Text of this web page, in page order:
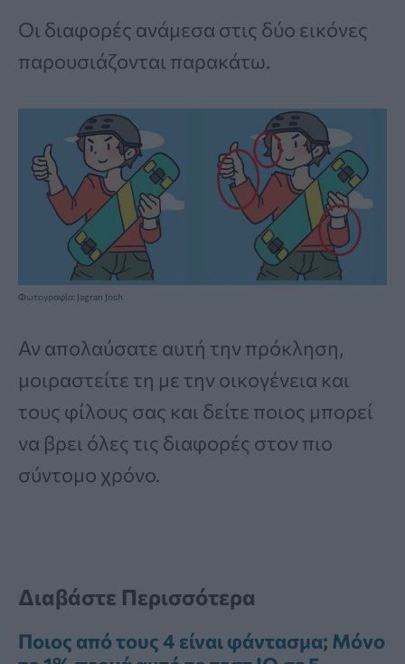
Οι διαφορές ανάμεσα στις δύο εικόνες
παρουσιάζονται παρακάτω.
Φωτογραφία: Jagran Josh
Αν απολαύσατε αυτή την πρόκληση,
μοιραστείτε τη με την οικογένεια και
τους φίλους σας και δείτε ποιος μπορεί
να βρει όλες τις διαφορές στον πιο
σύντομο χρόνο.
Διαβάστε Περισσότερα
Ποιος από τους 4 είναι φάντασμα; Μόνο